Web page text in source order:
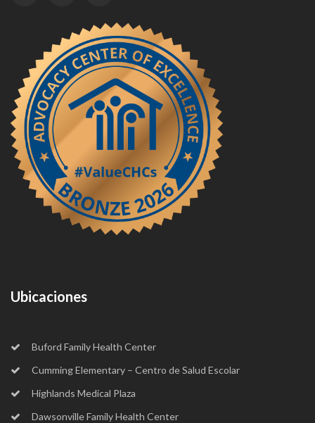
Ubicaciones
Buford Family Health Center
Cumming Elementary – Centro de Salud Escolar
Highlands Medical Plaza
Dawsonville Family Health Center